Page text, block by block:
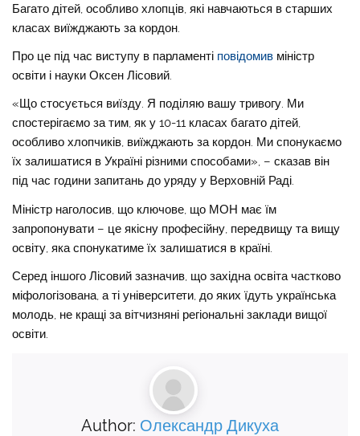
Багато дітей, особливо хлопців, які навчаються в старших
класах виїжджають за кордон.
Про це під час виступу в парламенті повідомив міністр
освіти і науки Оксен Лісовий.
«Що стосується виїзду. Я поділяю вашу тривогу. Ми
спостерігаємо за тим, як у 10-11 класах багато дітей,
особливо хлопчиків, виїжджають за кордон. Ми спонукаємо
їх залишатися в Україні різними способами», – сказав він
під час години запитань до уряду у Верховній Раді.
Міністр наголосив, що ключове, що МОН має їм
запропонувати – це якісну професійну, передвищу та вищу
освіту, яка спонукатиме їх залишатися в країні.
Серед іншого Лісовий зазначив, що західна освіта частково
міфологізована, а ті університети, до яких їдуть українська
молодь, не кращі за вітчизняні регіональні заклади вищої
освіти.
Author: Олександр Дикуха